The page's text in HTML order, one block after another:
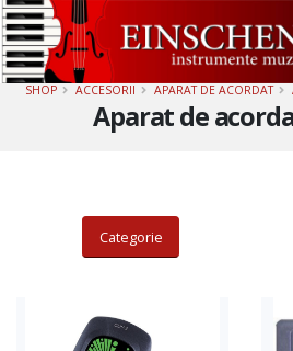
Aparat de
SHOP ACCESORII APARAT DE ACORDAT
Categorie